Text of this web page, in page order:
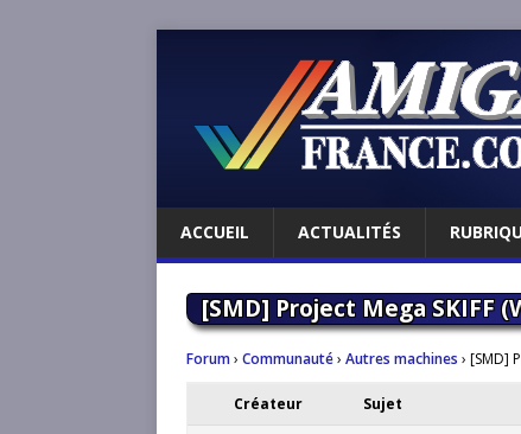
ACCUEIL ACTUALITÉS
[SMD] Project Mega SKIFF
Forum› Communauté› Autres machines › [SMD]
Créateur Sujet